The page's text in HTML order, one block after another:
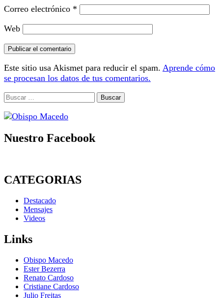
Correo electrónico *
Web
Este sitio usa Akismet para reducir el spam. Aprende cómo
se procesan los datos de tus comentarios.
Buscar:
Nuestro Facebook
CATEGORIAS
Destacado
Mensajes
Videos
Links
Obispo Macedo
Ester Bezerra
Renato Cardoso
Cristiane Cardoso
Julio Freitas